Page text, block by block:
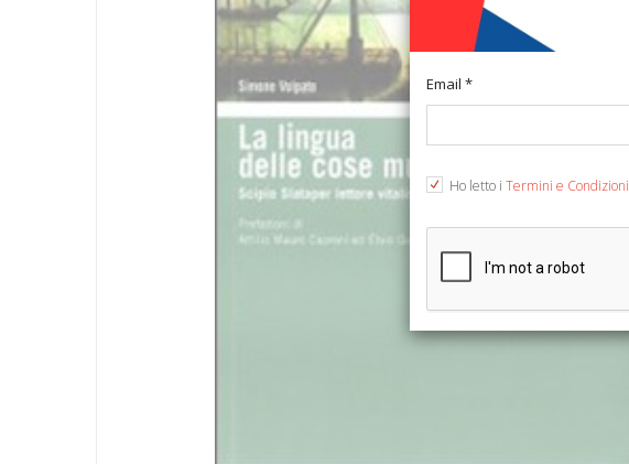
Email *
Ho letto i Termini e Condizioni